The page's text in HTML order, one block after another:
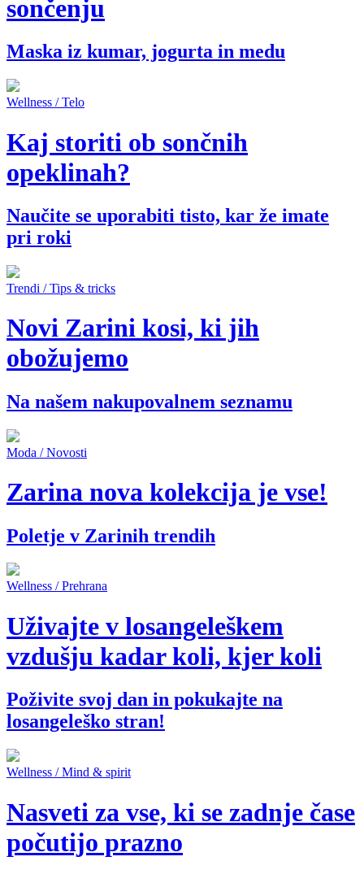
sončenju
Maska iz kumar, jogurta in medu
Wellness / Telo
Kaj storiti ob sončnih
opeklinah?
Naučite se uporabiti tisto, kar že imate
pri roki
Trendi / Tips & tricks
Novi Zarini kosi, ki jih
obožujemo
Na našem nakupovalnem seznamu
Moda / Novosti
Zarina nova kolekcija je vse!
Poletje v Zarinih trendih
Wellness / Prehrana
Uživajte v losangeleškem
vzdušju kadar koli, kjer koli
Poživite svoj dan in pokukajte na
losangeleško stran!
Wellness / Mind & spirit
Nasveti za vse, ki se zadnje čase
počutijo prazno